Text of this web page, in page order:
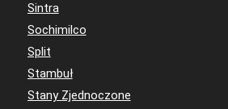
Sintra
Sochimilco
Split
Stambuł
Stany Zjednoczone